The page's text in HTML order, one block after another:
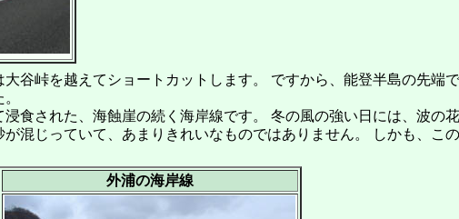
谷峠を越えてショートカットします。 ですから、能登半島の先端
食された、海蝕崖の続く海岸線です。 冬の風の強い日には、波の
混じっていて、あまりきれいなものではありません。 しかも、こ
外浦の海岸線